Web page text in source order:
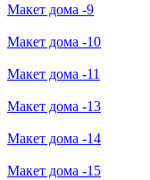
Макет дома -9
Макет дома -10
Макет дома -11
Макет дома -13
Макет дома -14
Макет дома -15